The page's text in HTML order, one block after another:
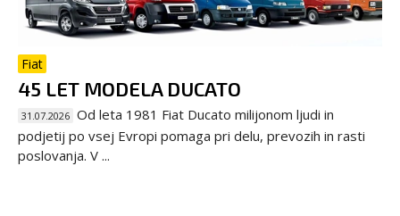
Fiat
45 LET MODELA DUCATO
31.07.2026 Od leta 1981 Fiat Ducato milijonom ljudi in
podjetij po vsej Evropi pomaga pri delu, prevozih in rasti
poslovanja. V ...